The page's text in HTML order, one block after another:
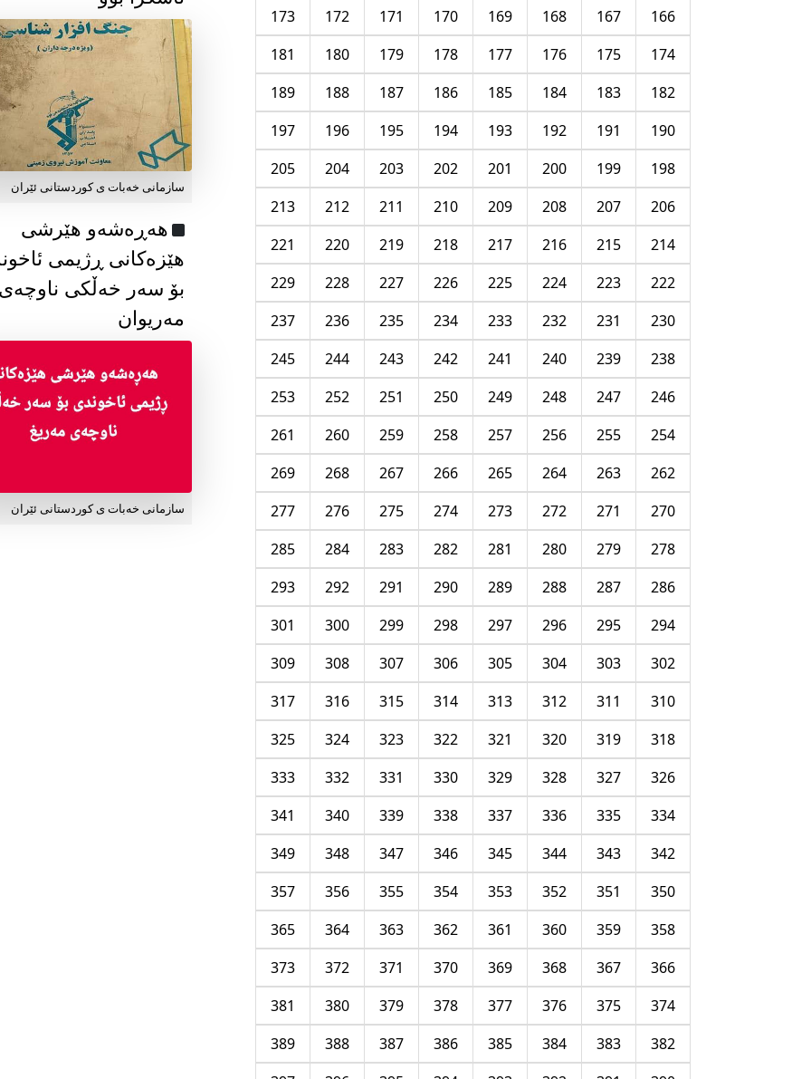
166
167
168
169
170
171
172
173
174
175
176
177
178
179
180
181
182
183
184
185
186
187
188
189
190
191
192
193
194
195
196
197
198
199
200
201
202
203
204
205
206
207
208
209
210
211
212
213
214
215
216
217
218
219
220
221
222
223
224
225
226
227
228
229
230
231
232
233
234
235
236
237
238
239
240
241
242
243
244
245
246
247
248
249
250
251
252
253
254
255
256
257
258
259
260
261
262
263
264
265
266
267
268
269
270
271
272
273
274
275
276
277
278
279
280
281
282
283
284
285
286
287
288
289
290
291
292
293
294
295
296
297
298
299
300
301
302
303
304
305
306
307
308
309
310
311
312
313
314
315
316
317
318
319
320
321
322
323
324
325
326
327
328
329
330
331
332
333
334
335
336
337
338
339
340
341
342
343
344
345
346
347
348
349
350
351
352
353
354
355
356
357
358
359
360
361
362
363
364
365
366
367
368
369
370
371
372
373
374
375
376
377
378
379
380
381
382
383
384
385
386
387
388
389
سازمانی خەبات ی كوردستانی ئێران
هەڕەشەو هێرشی
هێزەکانی ڕژیمی
بۆ سەر خەڵکی
مەریوان
سازمانی خەبات ی کوردستانی ئێران